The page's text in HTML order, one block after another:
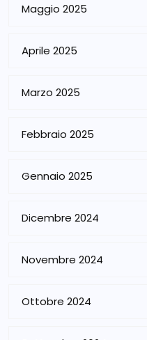
Maggio 2025
Aprile 2025
Marzo 2025
Febbraio 2025
Gennaio 2025
Dicembre 2024
Novembre 2024
Ottobre 2024